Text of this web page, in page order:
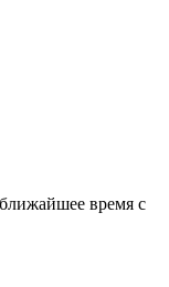
время с